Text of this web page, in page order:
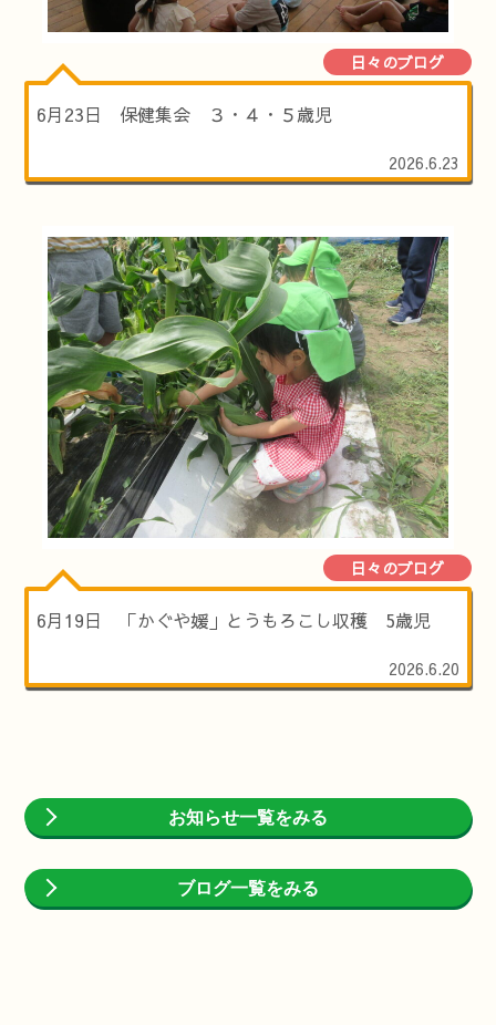
日々のブログ
6月23日 保健集会 ３・４・５歳児
2026.6.23
日々のブログ
6月19日 「かぐや媛」とうもろこし収穫 5歳児
2026.6.20
お知らせ一覧をみる
ブログ一覧をみる